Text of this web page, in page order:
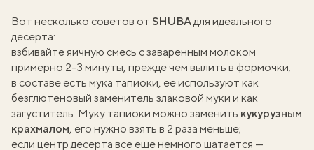
Вот несколько советов от SHUBAдля идеального
десерта:
взбивайте яичную смесь с заваренным молоком
примерно 2-3 минуты, прежде чем вылить в формочки;
в составе есть мука тапиоки, ее используют как
безглютеновый заменитель злаковой муки и как
загуститель. Муку тапиоки можно заменить кукурузным
крахмалом, его нужно взять в 2 раза меньше;
если центр десерта все еще немного шатается —